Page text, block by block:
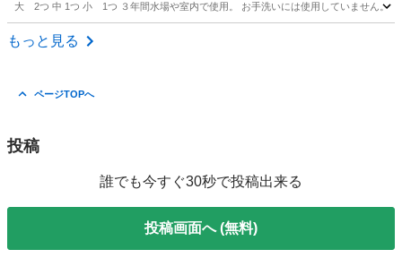
大 2つ 中 1つ 小 1つ ３年間水場や室内で使用。 お手洗いには使用していません。
神奈川 横浜市
もっと見る
ページTOPへ
投稿
誰でも今すぐ30秒で投稿出来る
投稿画面へ (無料)